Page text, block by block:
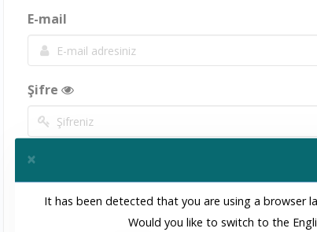
E-mail
Şifre
Giriş Yap
VEYA
×
It has been detected that you are using a browser
Would you like to switch to the